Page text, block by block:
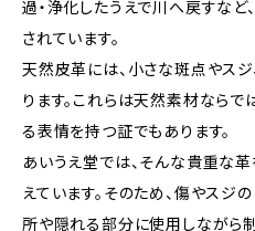
過・浄化したうえで川へ戻すなど
されています。
天然皮革には、小さな斑点やスジ
ります。これらは天然素材なら
る表情を持つ証でもあります。
あいうえ堂では、そんな貴重な
えています。そのため、傷やスジ
所や隠れる部分に使用しながら制